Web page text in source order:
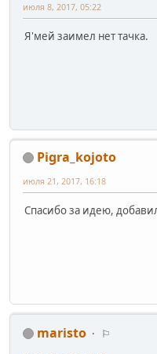
июля 8, 2017, 05:22
Я'мей заимел нет тачка.
Pigra_kojoto
июля 21, 2017, 16:18
Спасибо за идею,
maristo
⚐